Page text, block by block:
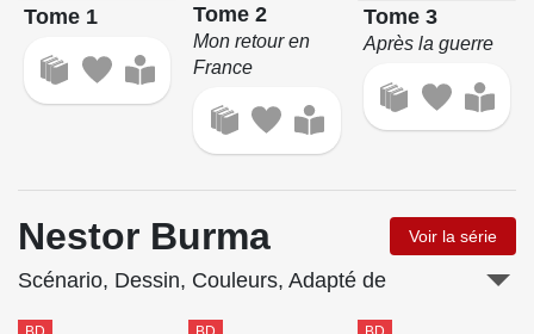
Tome 1 Tome 2
Mon retour en
France
Tome 3
Après la guerre
Nestor Burma Voir la série
Scénario, Dessin, Couleurs, Adapté de